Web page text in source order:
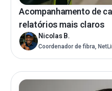
Acompanhamento de
relatórios mais claros
Nicolas B.
Coordenador de fibra,